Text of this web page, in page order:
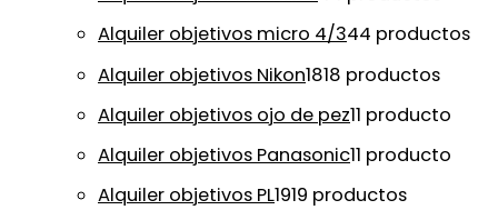
Alquiler objetivos micro 4/344 productos
Alquiler objetivos Nikon1818 productos
Alquiler objetivos ojo de pez11 producto
Alquiler objetivos Panasonic11 producto
Alquiler objetivos PL1919 productos